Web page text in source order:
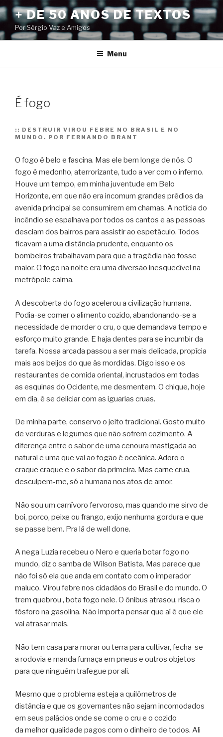
Pular
para
o
conteúdo
+ DE 50 ANOS DE TEXTOS
Por Sérgio Vaz e Amigos
Menu
É fogo
:: DESTRUIR VIROU FEBRE NO BRASIL E NO
MUNDO. POR FERNANDO BRANT
O fogo é belo e fascina. Mas ele bem longe de nós. O
fogo é medonho, aterrorizante, tudo a ver com o inferno.
Houve um tempo, em minha juventude em Belo
Horizonte, em que não era incomum grandes prédios da
avenida principal se consumirem em chamas. A notícia do
incêndio se espalhava por todos os cantos e as pessoas
desciam dos bairros para assistir ao espetáculo. Todos
ficavam a uma distância prudente, enquanto os
bombeiros trabalhavam para que a tragédia não fosse
maior. O fogo na noite era uma diversão inesquecível na
metrópole calma.
A descoberta do fogo acelerou a civilização humana.
Podia-se comer o alimento cozido, abandonando-se a
necessidade de morder o cru, o que demandava tempo e
esforço muito grande. E haja dentes para se incumbir da
tarefa. Nossa arcada passou a ser mais delicada, propícia
mais aos beijos do que às mordidas. Digo isso e os
restaurantes de comida oriental, incrustados em todas
as esquinas do Ocidente, me desmentem. O chique, hoje
em dia, é se deliciar com as iguarias cruas.
De minha parte, conservo o jeito tradicional. Gosto muito
de verduras e legumes que não sofrem cozimento. A
diferença entre o sabor de uma cenoura mastigada ao
natural e uma que vai ao fogão é oceânica. Adoro o
craque craque e o sabor da primeira. Mas carne crua,
desculpem-me, só a humana nos atos de amor.
Não sou um carnívoro fervoroso, mas quando me sirvo de
boi, porco, peixe ou frango, exijo nenhuma gordura e que
se passe bem. Pra lá de well done.
A nega Luzia recebeu o Nero e queria botar fogo no
mundo, diz o samba de Wilson Batista. Mas parece que
não foi só ela que anda em contato com o imperador
maluco. Virou febre nos cidadãos do Brasil e do mundo. O
trem quebrou , bota fogo nele. O ônibus atrasou, risca o
fósforo na gasolina. Não importa pensar que aí é que ele
vai atrasar mais.
Não tem casa para morar ou terra para cultivar, fecha-se
a rodovia e manda fumaça em pneus e outros objetos
para que ninguém trafegue por ali.
Mesmo que o problema esteja a quilômetros de
distância e que os governantes não sejam incomodados
em seus palácios onde se come o cru e o cozido
da melhor qualidade pagos com o dinheiro de todos. Ali